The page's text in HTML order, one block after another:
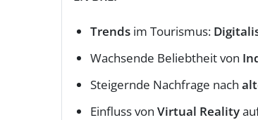
Trends im Tourismus:
Wachsende Beliebtheit von
Steigernde Nachfrage nach
Einfluss von Virtual Reality